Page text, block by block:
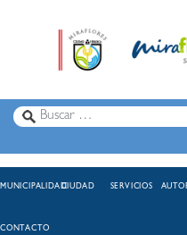
MUNICIPALIDADCIUDAD SERVICIOS
CONTACTO